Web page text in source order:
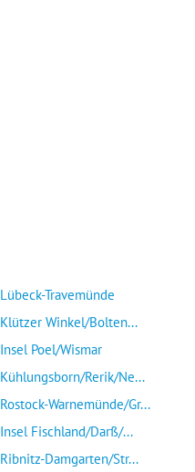
Lübeck-Travemünde
Klützer Winkel/Bolten...
Insel Poel/Wismar
Kühlungsborn/Rerik/Ne...
Rostock-Warnemünde/Gr...
Insel Fischland/Darß/...
Ribnitz-Damgarten/Str...